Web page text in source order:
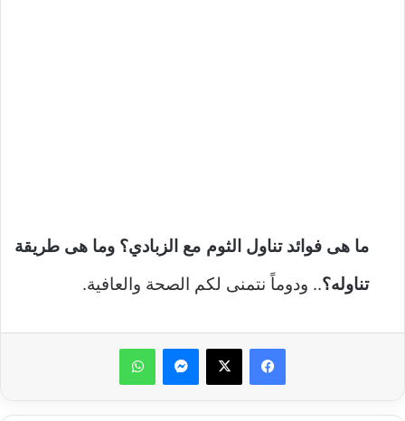
ما هى فوائد تناول الثوم مع الزبادي؟ وما هى طريقة
تناوله؟.. ودوماً نتمنى لكم الصحة والعافية.
ماسنجر واتساب